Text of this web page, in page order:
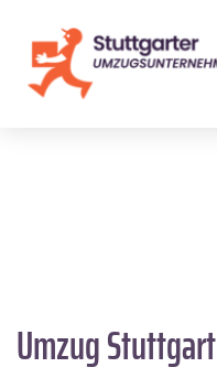
Umzug Stuttgart